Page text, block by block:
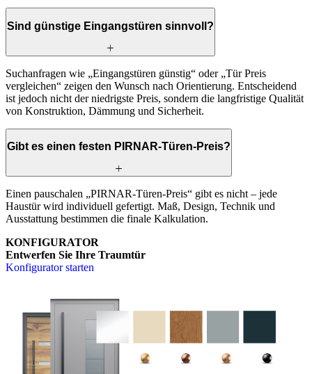
Sind günstige Eingangstüren sinnvoll?
Suchanfragen wie „Eingangstüren günstig“ oder „Tür Preis
vergleichen“ zeigen den Wunsch nach Orientierung. Entscheidend
ist jedoch nicht der niedrigste Preis, sondern die langfristige Qualität
von Konstruktion, Dämmung und Sicherheit.
Gibt es einen festen PIRNAR-Türen-Preis?
Einen pauschalen „PIRNAR-Türen-Preis“ gibt es nicht – jede
Haustür wird individuell gefertigt. Maß, Design, Technik und
Ausstattung bestimmen die finale Kalkulation.
KONFIGURATOR
Entwerfen Sie Ihre Traumtür
Konfigurator starten